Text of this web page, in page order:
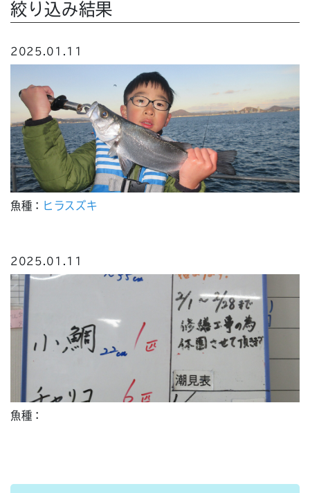
絞り込み結果
2025.01.11
魚種： ヒラスズキ
2025.01.11
魚種：